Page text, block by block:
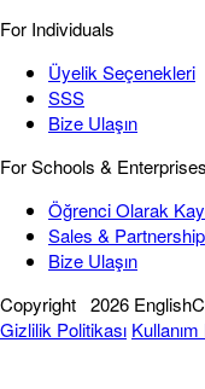
For Individuals
Üyelik Seçenekleri
SSS
Bize Ulaşın
For Schools & Enterprises
Öğrenci Olarak
Sales & Partnership
Bize Ulaşın
Copyright 2026
Gizlilik Politikası